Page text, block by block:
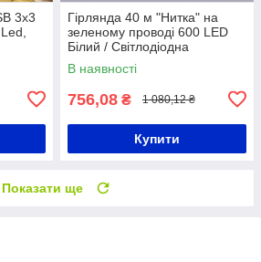
3х3
Гірлянда 40 м "Нитка" на
зеленому проводі 600 LED
Білий / Світлодіодна
новорічна гірлянда
В наявності
756,08 ₴ 1 080,12 ₴
Купити
Показати ще